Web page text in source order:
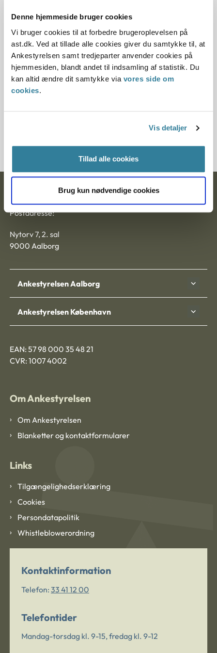
Denne hjemmeside bruger cookies
Vi bruger cookies til at forbedre brugeroplevelsen på
ast.dk. Ved at tillade alle cookies giver du samtykke til, at
Ankestyrelsen samt tredjeparter anvender cookies på
hjemmesiden, blandt andet til indsamling af statistik. Du
kan altid ændre dit samtykke via vores side om
cookies.
Vis detaljer
Tillad alle cookies
Brug kun nødvendige cookies
Offentliggørelsesdato
12.07.2013
Paragraf
§ 105 § 66 § 33 § 11 § 10
Ankestyrelsen
Postadresse:
Nytorv 7, 2. sal
9000 Aalborg
Ankestyrelsen Aalborg
Ankestyrelsen København
EAN: 57 98 000 35 48 21
CVR: 1007 4002
Om Ankestyrelsen
Om Ankestyrelsen
Blanketter og kontaktformularer
Links
Tilgængelighedserklæring
Cookies
Persondatapolitik
Whistleblowerordning
Kontaktinformation
Telefon: 33 41 12 00
Telefontider
Mandag-torsdag kl. 9-15, fredag kl. 9-12